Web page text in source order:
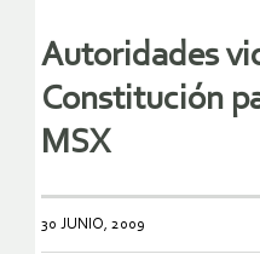
Autoridades
Constitución
MSX
30 JUNIO, 2009